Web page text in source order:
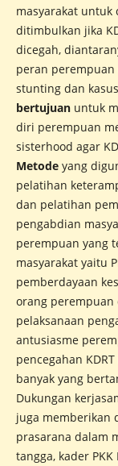
masyarakat untuk
ditimbulkan jika
dicegah,
peran
stunting dan
bertujuanuntuk
diri perempuan
sisterhood agar
Metodeyang
pelatihan
dan pelatihan
pengabdian
perempuan yang
masyarakat yaitu
pemberdayaan
orang perempuan
pelaksanaan
antusiasme
pencegahan
banyak yang
Dukungan
juga memberikan
prasarana dalam
tangga, kader